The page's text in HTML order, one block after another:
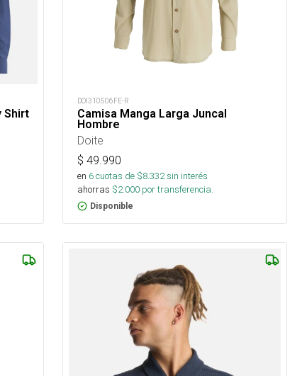
Shirt
DOI310506FE-R
Camisa Manga Larga Juncal
Hombre
Doite
$49.990
en 6cuotas de $8.332sin interés
ahorras $2.000 por transferencia.
Disponible